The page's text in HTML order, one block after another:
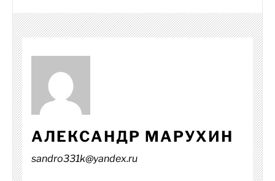
АЛЕКСАНДР МАРУХИН
sandro331k@yandex.ru